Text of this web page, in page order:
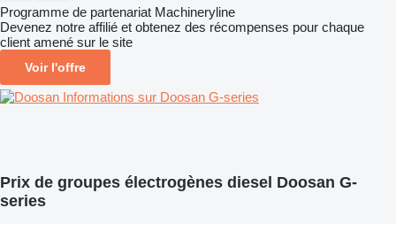
Programme de partenariat Machineryline
Devenez notre affilié et obtenez des récompenses pour chaque
client amené sur le site
Voir l'offre
Informations sur Doosan G-series
Prix de groupes électrogènes diesel Doosan G-
series